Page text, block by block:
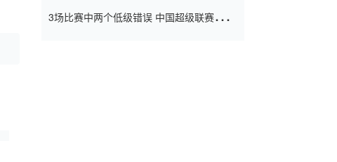
3场比赛中两个低级错误 中国超级联赛的前